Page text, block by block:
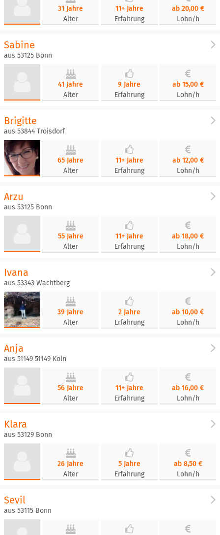
31 Jahre
Alter
11+ Jahre
Erfahrung
ab 20,00 €
Lohn/h
Sabine
aus 53125 Bonn
41 Jahre
Alter
9 Jahre
Erfahrung
ab 15,00 €
Lohn/h
Brigitte
aus 53844 Troisdorf
65 Jahre
Alter
11+ Jahre
Erfahrung
ab 12,00 €
Lohn/h
Arzu
aus 53125 Bonn
55 Jahre
Alter
11+ Jahre
Erfahrung
ab 18,00 €
Lohn/h
Ivana
aus 53343 Wachtberg
39 Jahre
Alter
2 Jahre
Erfahrung
ab 10,00 €
Lohn/h
Anja
aus 51149 51149 Köln
56 Jahre
Alter
11+ Jahre
Erfahrung
ab 16,00 €
Lohn/h
Klara
aus 53129 Bonn
26 Jahre
Alter
5 Jahre
Erfahrung
ab 8,50 €
Lohn/h
Sevil
aus 53115 Bonn